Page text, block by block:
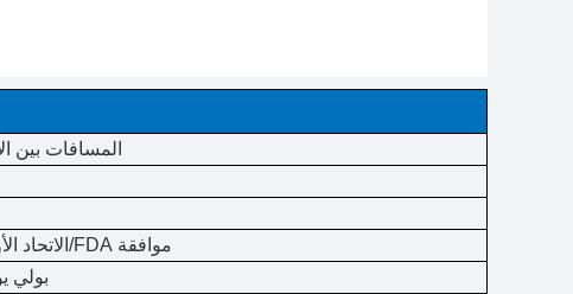
المسافات بين
موافقة FDA/الاتحاد الأوروبي
بولي